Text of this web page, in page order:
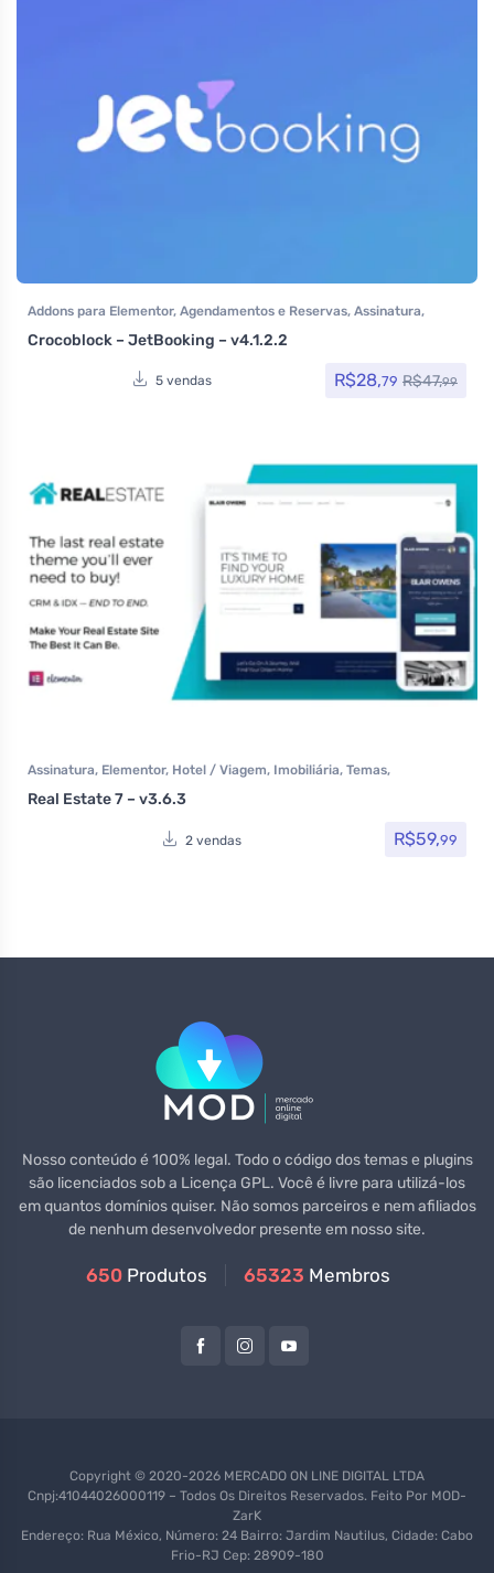
Addons para Elementor, Agendamentos e Reservas, Assinatura,
Elementor Pro
Crocoblock – JetBooking – v4.1.2.2
5 vendas R$28,79 R$47,99
Assinatura, Elementor, Hotel / Viagem, Imobiliária, Temas,
Themeforest
Real Estate 7 – v3.6.3
2 vendas R$59,99
Nosso conteúdo é 100% legal. Todo o código dos temas e plugins
são licenciados sob a Licença GPL. Você é livre para utilizá-los
em quantos domínios quiser. Não somos parceiros e nem afiliados
de nenhum desenvolvedor presente em nosso site.
650 Produtos 65323 Membros
Copyright © 2020-2026 MERCADO ON LINE DIGITAL LTDA
Cnpj:41044026000119 – Todos Os Direitos Reservados. Feito Por MOD-
ZarK
Endereço: Rua México, Número: 24 Bairro: Jardim Nautilus, Cidade: Cabo
Frio-RJ Cep: 28909-180